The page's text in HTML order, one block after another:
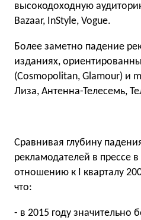
высокодоходную
Bazaar, InStyle, Vogue.
Более заметно падение
изданиях,
(Cosmopolitan, Glamour) и
Лиза, Антенна-Телесемь,
Сравнивая глубину
рекламодателей в прессе
отношению к I кварталу
что:
- в 2015 году значительно